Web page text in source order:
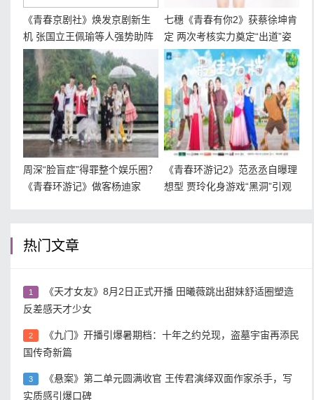
《青春京剧社》焕发京剧新生
机 张国立王佩瑜等人强势助阵
七穗《青春有你2》获蔡徐坤肯
定 两次考核实力奠定“出道”姿
势
周深“脸盲症”得罪整个娱乐圈？
《青春环游记》做客杨迪家
《青春环游记2》范丞丞自曝理
想型 贾玲化身游戏“黑洞”引观
热门文章
1
《天才女友》8月2日正式开播 田曦薇跳出甜妹舒适圈塑造
反差感天才少女
2
《九门》开播引爆暑期档：十年之约兑现，盗墓宇宙再添民
国传奇新篇
3
《悬案》第二单元圆满收官 王传君演绎双面作家杀手，写
实质感引爆口碑